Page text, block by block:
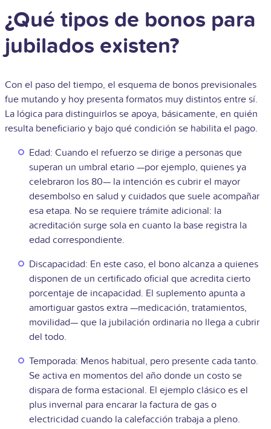
¿Qué tipos de bonos para
jubilados existen?
Con el paso del tiempo, el esquema de bonos previsionales
fue mutando y hoy presenta formatos muy distintos entre sí.
La lógica para distinguirlos se apoya, básicamente, en quién
resulta beneficiario y bajo qué condición se habilita el pago.
Edad: Cuando el refuerzo se dirige a personas que
superan un umbral etario —por ejemplo, quienes ya
celebraron los 80— la intención es cubrir el mayor
desembolso en salud y cuidados que suele acompañar
esa etapa. No se requiere trámite adicional: la
acreditación surge sola en cuanto la base registra la
edad correspondiente.
Discapacidad: En este caso, el bono alcanza a quienes
disponen de un certificado oficial que acredita cierto
porcentaje de incapacidad. El suplemento apunta a
amortiguar gastos extra —medicación, tratamientos,
movilidad— que la jubilación ordinaria no llega a cubrir
del todo.
Temporada: Menos habitual, pero presente cada tanto.
Se activa en momentos del año donde un costo se
dispara de forma estacional. El ejemplo clásico es el
plus invernal para encarar la factura de gas o
electricidad cuando la calefacción trabaja a pleno.